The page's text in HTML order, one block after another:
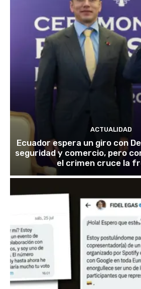
ACTUALIDAD
Ecuador espera un giro con
seguridad y comercio, pero
el crimen cruce la